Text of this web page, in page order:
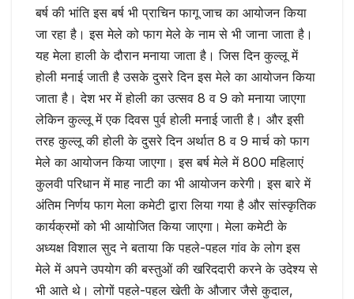
बर्ष की भांति इस बर्ष भी प्राचिन फागू जाच का आयोजन किया
जा रहा है। इस मेले को फाग मेले के नाम से भी जाना जाता है।
यह मेला हाली के दौरान मनाया जाता है। जिस दिन कुल्लू में
होली मनाई जाती है उसके दुसरे दिन इस मेले का आयोजन किया
जाता है। देश भर में होली का उत्सव 8 व 9 को मनाया जाएगा
लेकिन कुल्लू में एक दिवस पुर्व होली मनाई जाती है। और इसी
तरह कुल्लू की होली के दुसरे दिन अर्थात 8 व 9 मार्च को फाग
मेले का आयोजन किया जाएगा। इस बर्ष मेले में 800 महिलाएं
कुलवी परिधान में माह नाटी का भी आयोजन करेगी। इस बारे में
अंतिम निर्णय फाग मेला कमेटी द्वारा लिया गया है और सांस्कृतिक
कार्यक्रमों को भी आयोजित किया जाएगा। मेला कमेटी के
अध्यक्ष विशाल सुद ने बताया कि पहले-पहल गांव के लोग इस
मेले में अपने उपयोग की बस्तुओं की खरिददारी करने के उदेश्य से
भी आते थे। लोगों पहले-पहल खेती के औजार जैसे कुदाल,